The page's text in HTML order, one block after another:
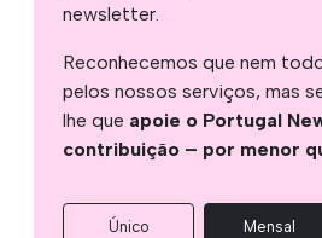
newsletter.
Reconhecemos que nem
pelos nossos serviços, mas
lhe que apoie o Portugal
contribuição – por menor
Único Mensal